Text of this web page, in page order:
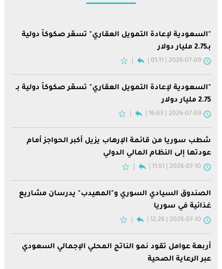
"السعودية لإعادة التمويل العقاري" تسعّر صكوكاً دولية
بـ2.75 مليار دولار
2026-07-09 | 01:11
"السعودية لإعادة التمويل العقاري" تسعّر صكوكاً دولية بـ
2.75 مليار دولار
2026-07-09 | 16:03
شطب سوريا من قائمة الإرهاب يزيل أكبر الحواجز أمام
عودتها إلى النظام المالي الدولي
2026-07-10 | 11:51
الصندوق السيادي السوري و"المهيدب" يدرسان مشاريع
غذائية في سوريا
2026-07-10 | 12:26
أربعة عوامل تقود نمو الناتج المحلي الإجمالي السعودي
عبر الرعاية الصحية